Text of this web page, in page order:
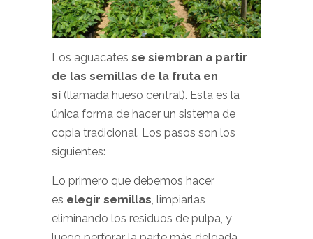
Los aguacates se siembran a partir
de las semillas de la fruta en
sí (llamada hueso central). Esta es la
única forma de hacer un sistema de
copia tradicional. Los pasos son los
siguientes:
Lo primero que debemos hacer
es elegir semillas , limpiarlas
eliminando los residuos de pulpa, y